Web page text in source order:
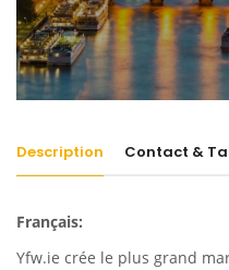
Description Contact &
Français:
Yfw.ie crée le plus grand